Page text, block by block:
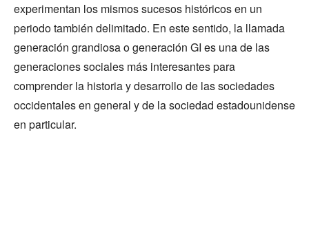
experimentan los mismos sucesos históricos en un
periodo también delimitado. En este sentido, la llamada
generación grandiosa o generación GI es una de las
generaciones sociales más interesantes para
comprender la historia y desarrollo de las sociedades
occidentales en general y de la sociedad estadounidense
en particular.